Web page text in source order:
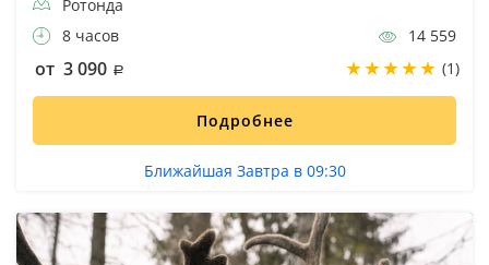
Ротонда
8 часов
14 559
от 3 090 (1)
Подробнее
Ближайшая Завтра в 09:30